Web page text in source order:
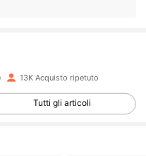
13K Acquisto ripetuto
Tutti gli articoli